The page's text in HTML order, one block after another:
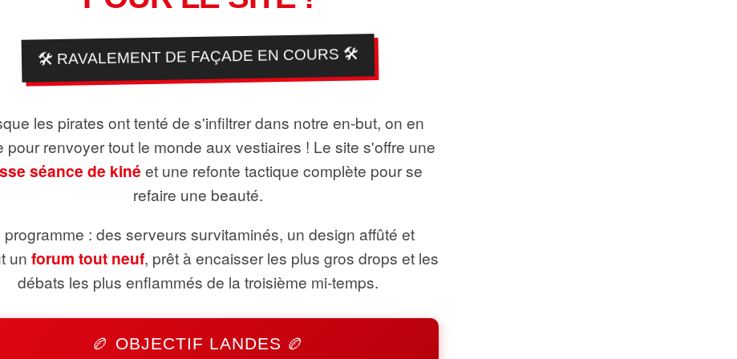
🛠️ RAVALEMENT DE FAÇADE EN COURS 🛠️
les pirates ont tenté de s'infiltrer dans notre en-but, on en
pour renvoyer tout le monde aux vestiaires ! Le site s'offre une
séance de kiné et une refonte tactique complète pour se
refaire une beauté.
programme : des serveurs survitaminés, un design affûté et
un forum tout neuf, prêt à encaisser les plus gros drops et les
débats les plus enflammés de la troisième mi-temps.
🏉 OBJECTIF LANDES 🏉